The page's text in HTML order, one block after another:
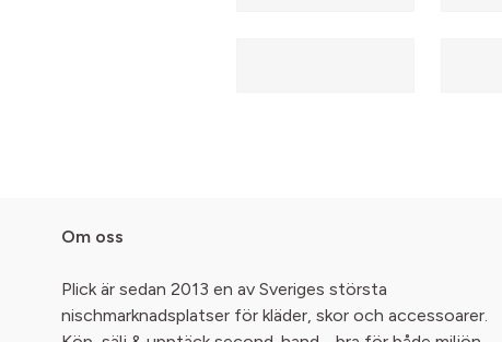
Om oss
Plick är sedan 2013 en av Sveriges största
nischmarknadsplatser för kläder, skor och accessoarer.